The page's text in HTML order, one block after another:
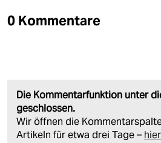
0 Kommentare
Die Kommentarfunktion unter
geschlossen.
Wir öffnen die
Artikeln für etwa drei Tage –